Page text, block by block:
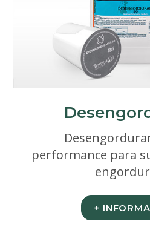
performance para
+